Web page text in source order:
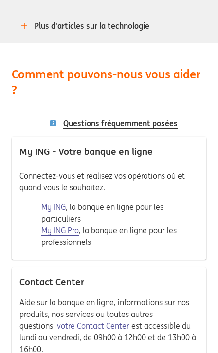
Plus d'articles sur la technologie
Comment pouvons-nous vous aider
?
Questions fréquemment posées
My ING - Votre banque en ligne
Connectez-vous et réalisez vos opérations où et
quand vous le souhaitez.
My ING, la banque en ligne pour les
particuliers
My ING Pro, la banque en ligne pour les
professionnels
Contact Center
Aide sur la banque en ligne, informations sur nos
produits, nos services ou toutes autres
questions, votre Contact Center est accessible du
lundi au vendredi, de 09h00 à 12h00 et de 13h00 à
16h00.